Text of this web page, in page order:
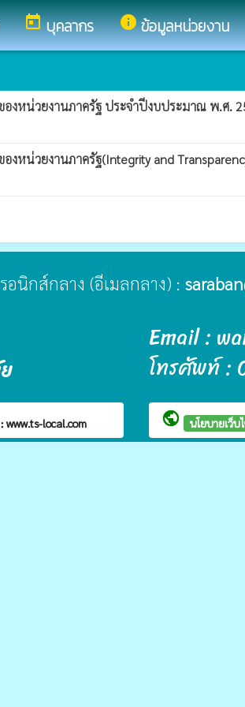
todayบุคลากร infoข้อมูลหน่วยงาน
ของหน่วยงานภาครัฐ ประจำปีงบประมาณ พ.ศ.
องหน่วยงานภาครัฐ(Integrity and
นิกส์กลาง (อีเมลกลาง) :
Email :
โทรศัพท์ :
www.ts-local.com public นโยบายเว็บ